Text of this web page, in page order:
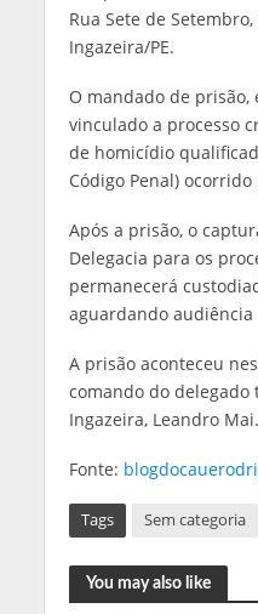
Rua Sete de
Ingazeira/PE.
O mandado de prisão,
vinculado a processo
de homicídio
Código Penal)
Após a prisão, o
Delegacia para os
permanecerá
aguardando audiência
A prisão aconteceu
comando do
Ingazeira, Leandro Mai.
Fonte:
Tags Sem categoria
You may also like